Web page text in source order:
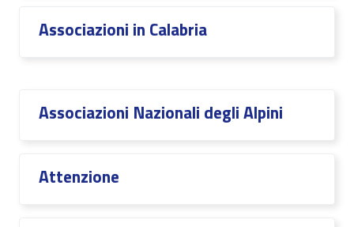
Associazioni in Calabria
Associazioni Nazionali degli Alpini
Attenzione